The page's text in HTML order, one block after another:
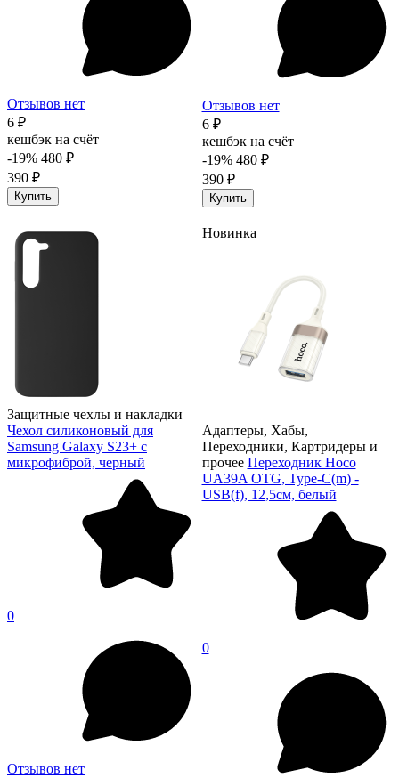
Отзывов нет
6 ₽
кешбэк на счёт
-19% 480 ₽
390 ₽
Купить
Отзывов нет
6 ₽
кешбэк на счёт
-19% 480 ₽
390 ₽
Купить
Защитные чехлы и накладки
Чехол силиконовый для
Samsung Galaxy S23+ с
микрофиброй, черный
0
Отзывов нет
Новинка
Адаптеры, Хабы,
Переходники, Картридеры и
прочее Переходник Hoco
UA39A OTG, Type-C(m) -
USB(f), 12,5см, белый
0